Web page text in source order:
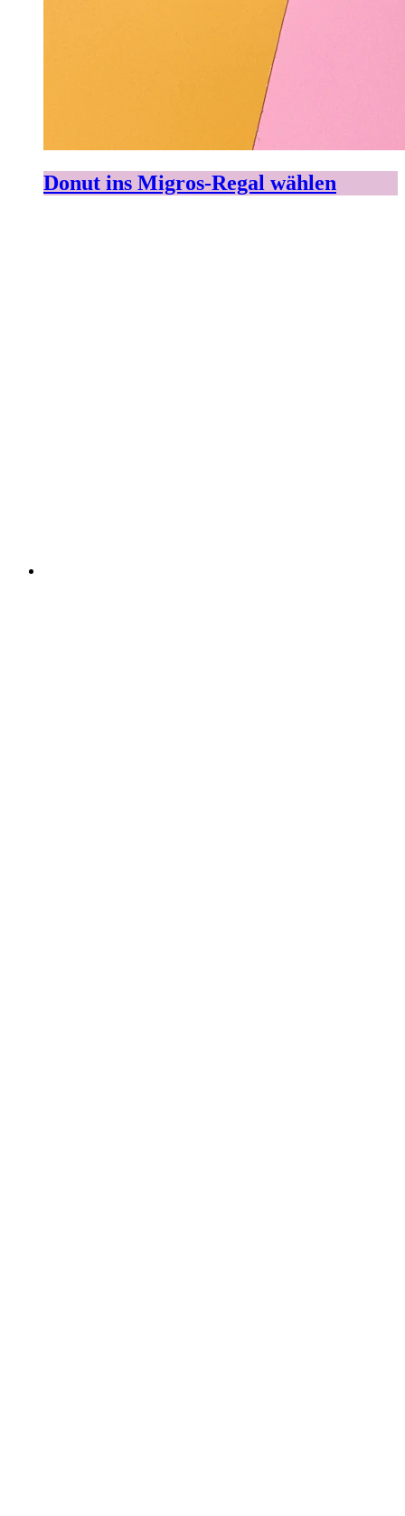
Donut ins Migros-Regal wählen